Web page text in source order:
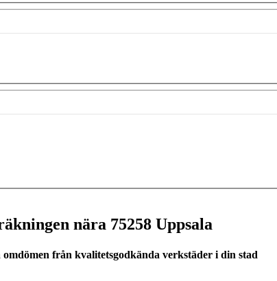
nära 75258 Uppsala
från kvalitetsgodkända verkstäder i din stad